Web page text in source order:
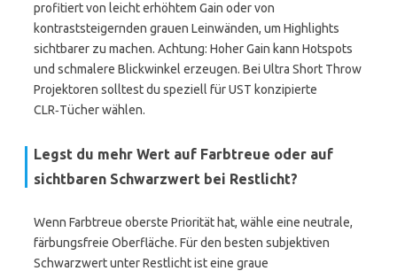
profitiert von leicht erhöhtem Gain oder von
kontraststeigernden grauen Leinwänden, um Highlights
sichtbarer zu machen. Achtung: Hoher Gain kann Hotspots
und schmalere Blickwinkel erzeugen. Bei Ultra Short Throw
Projektoren solltest du speziell für UST konzipierte
CLR‑Tücher wählen.
Legst du mehr Wert auf Farbtreue oder auf
sichtbaren Schwarzwert bei Restlicht?
Wenn Farbtreue oberste Priorität hat, wähle eine neutrale,
färbungsfreie Oberfläche. Für den besten subjektiven
Schwarzwert unter Restlicht ist eine graue